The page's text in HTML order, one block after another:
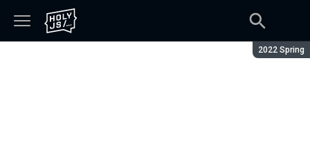
Сезон:
2022 Spring